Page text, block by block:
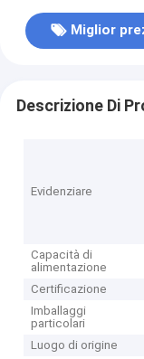
Miglior
Descrizione Di
Evidenziare
Capacità di
alimentazione
Certificazione
Imballaggi
particolari
Luogo di origine